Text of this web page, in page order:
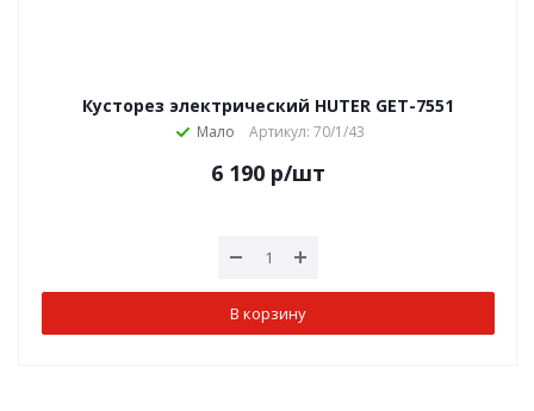
Кусторез электрический HUTER GET-7551
Мало Артикул: 70/1/43
6 190 р/шт
В корзину